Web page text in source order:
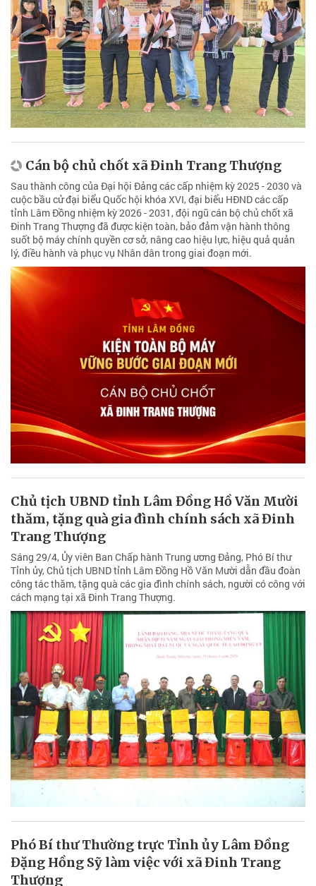
Cán bộ chủ chốt xã Đinh Trang Thượng
Sau thành công của Đại hội Đảng các cấp nhiệm kỳ 2025 - 2030 và
cuộc bầu cử đại biểu Quốc hội khóa XVI, đại biểu HĐND các cấp
tỉnh Lâm Đồng nhiệm kỳ 2026 - 2031, đội ngũ cán bộ chủ chốt xã
Đinh Trang Thượng đã được kiện toàn, bảo đảm vận hành thông
suốt bộ máy chính quyền cơ sở, nâng cao hiệu lực, hiệu quả quản
lý, điều hành và phục vụ Nhân dân trong giai đoạn mới.
Chủ tịch UBND tỉnh Lâm Đồng Hồ Văn Mười
thăm, tặng quà gia đình chính sách xã Đinh
Trang Thượng
Sáng 29/4, Ủy viên Ban Chấp hành Trung ương Đảng, Phó Bí thư
Tỉnh ủy, Chủ tịch UBND tỉnh Lâm Đồng Hồ Văn Mười dẫn đầu đoàn
công tác thăm, tặng quà các gia đình chính sách, người có công với
cách mạng tại xã Đinh Trang Thượng.
Phó Bí thư Thường trực Tỉnh ủy Lâm Đồng
Đặng Hồng Sỹ làm việc với xã Đinh Trang
Thượng